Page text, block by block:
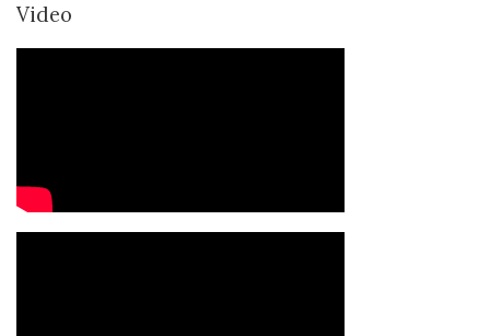
Video